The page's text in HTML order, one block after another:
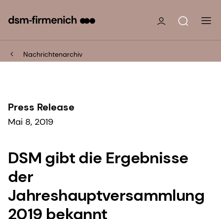
Nachrichtenarchiv
Press Release
Mai 8, 2019
DSM gibt die Ergebnisse
der
Jahreshauptversammlung
2019 bekannt